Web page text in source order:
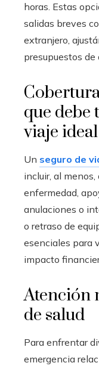
horas. Estas
salidas breves
extranjero,
presupuestos de
que debe
viaje
Un seguro de
incluir, al
enfermedad,
anulaciones o
o retraso de
esenciales para
impacto
Atención
de salud
Para enfrentar
emergencia